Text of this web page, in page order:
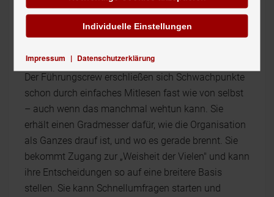
‚Mein-Baby-Effekt'. Und sein Baby lässt man
bekanntlich nicht im Stich.
Der Führungscrew erschließen sich Schwachpunkte
schon durch einfaches Mitlesen fast wie von selbst
– auch wenn das manchmal wehtun kann. Sie
erhält einen Gradmesser dafür, wie die Organisation
als Ganzes drauf ist, und wo es gerade brennt. Sie
bekommt Zugang zur „Weisheit der Vielen" und kann
ihre Entscheidungen so auf eine breitere Basis
stellen. Sie kann Schnellumfragen starten und
Impressum | Datenschutzerklärung
Individuelle Einstellungen